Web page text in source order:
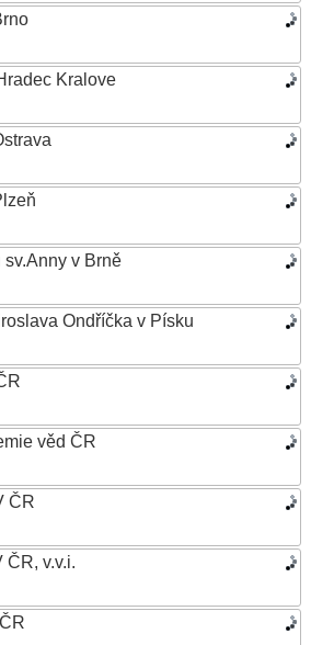
Kralove
v Brně
Ondříčka v Písku
věd ČR
ČR
ČR, v.v.i.